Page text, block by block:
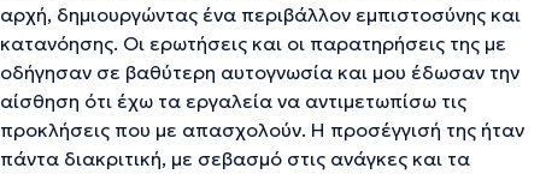
αρχή, δημιουργώντας ένα περιβάλλον εμπιστοσύνης και
κατανόησης. Οι ερωτήσεις και οι παρατηρήσεις της με
οδήγησαν σε βαθύτερη αυτογνωσία και μου έδωσαν την
αίσθηση ότι έχω τα εργαλεία να αντιμετωπίσω τις
προκλήσεις που με απασχολούν. Η προσέγγισή της ήταν
πάντα διακριτική, με σεβασμό στις ανάγκες και τα